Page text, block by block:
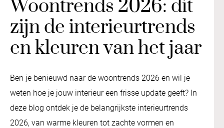
Woontrends 2026: dit
zijn de interieurtrends
en kleuren van het jaar
Ben je benieuwd naar de woontrends 2026 en wil je
weten hoe je jouw interieur een frisse update geeft? In
deze blog ontdek je de belangrijkste interieurtrends
2026, van warme kleuren tot zachte vormen en